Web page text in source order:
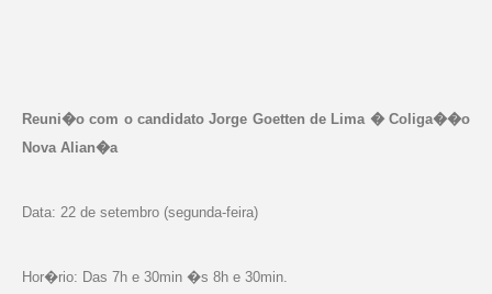
Reuni�o com o candidato Jorge Goetten de Lima � Coliga��o
Nova Alian�a
Data: 22 de setembro (segunda-feira)
Hor�rio: Das 7h e 30min �s 8h e 30min.